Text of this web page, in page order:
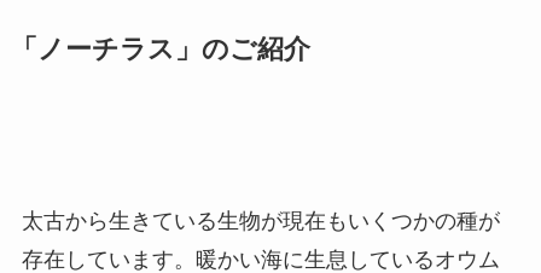
「ノーチラス」のご紹介
太古から生きている生物が現在もいくつかの種が
存在しています。暖かい海に生息しているオウム